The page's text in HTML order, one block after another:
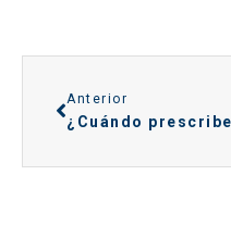
Anterior